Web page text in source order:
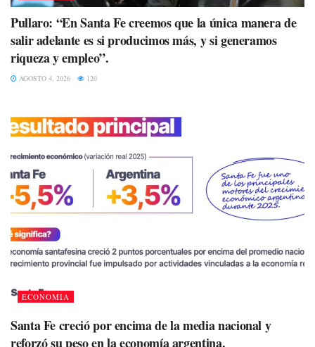
Pullaro: “En Santa Fe creemos que la única manera de
salir adelante es si producimos más, y si generamos
riqueza y empleo”.
AGOSTO 4, 2026 120
ECONOMIA
Santa Fe creció por encima de la media nacional y
reforzó su peso en la economía argentina.